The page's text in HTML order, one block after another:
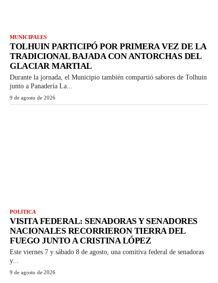
MUNICIPALES
TOLHUIN PARTICIPÓ POR PRIMERA VEZ DE LA
TRADICIONAL BAJADA CON ANTORCHAS DEL
GLACIAR MARTIAL
Durante la jornada, el Municipio también compartió sabores de Tolhuin
junto a Panadería La...
9 de agosto de 2026
POLITICA
VISITA FEDERAL: SENADORAS Y SENADORES
NACIONALES RECORRIERON TIERRA DEL
FUEGO JUNTO A CRISTINA LÓPEZ
Este viernes 7 y sábado 8 de agosto, una comitiva federal de senadoras
y...
9 de agosto de 2026